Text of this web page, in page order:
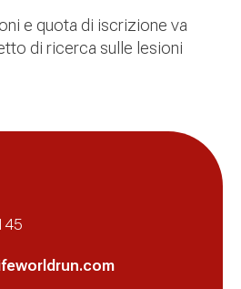
e quota di iscrizione va
di ricerca sulle lesioni